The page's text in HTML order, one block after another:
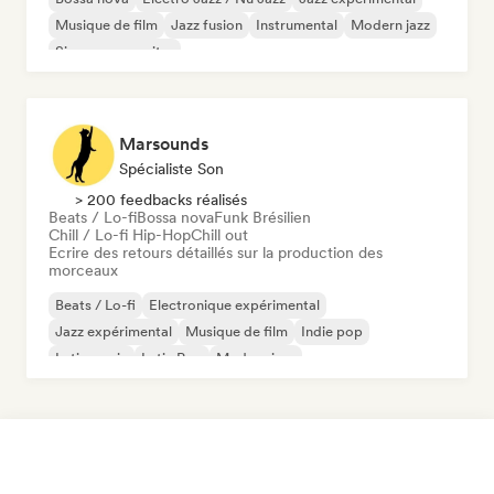
Musique de film
Jazz fusion Instrumental
Modern jazz
Singer-songwriter
Marsounds
Spécialiste Son
> 200 feedbacks réalisés
Beats / Lo-fiBossa novaFunk Brésilien
Chill / Lo-fi Hip-HopChill out
Ecrire des retours détaillés sur la production des
morceaux
Beats / Lo-fi
Electronique expérimental
Jazz expérimental
Musique de film
Indie pop
Latin music
Latin Pop Modern jazz